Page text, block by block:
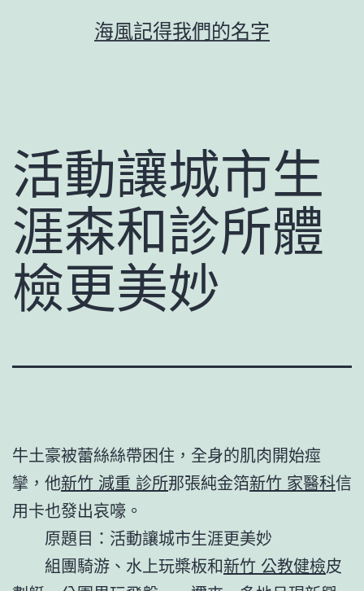
海風記得我們的名字
活動讓城市生
涯森和診所體
檢更美妙
牛土豪被蕾絲絲帶困住，全身的肌肉開始痙
攣，他新竹 減重 診所那張純金箔新竹 家醫科信
用卡也發出哀嚎。
原題目：活動讓城市生涯更美妙
組團騎游、水上玩槳板和新竹 公教健檢皮